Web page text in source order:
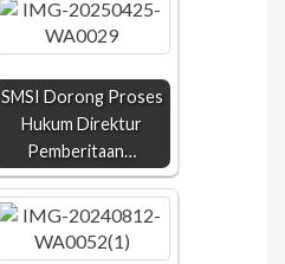
SMSI Dorong Proses
Hukum Direktur
Pemberitaan…